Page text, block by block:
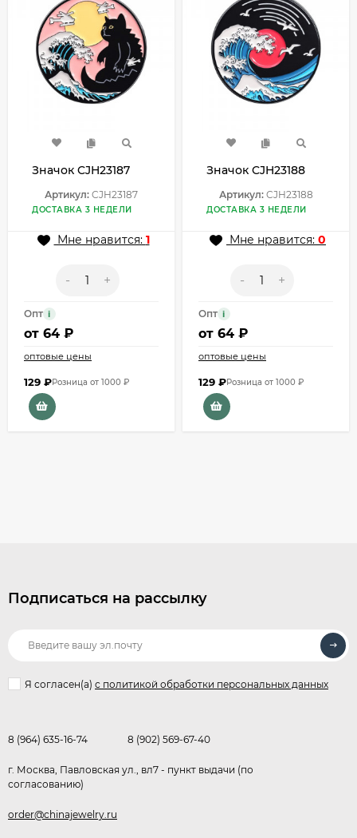
Значок CJH23187
Артикул: CJH23187
ДОСТАВКА 3 НЕДЕЛИ
Мне нравится: 1
- +
Опт i
от 64 ₽
оптовые цены
129 ₽Розница от 1000 ₽
Значок CJH23188
Артикул:CJH23188
ДОСТАВКА 3 НЕДЕЛИ
Мне нравится: 0
- +
Опт i
от 64 ₽
оптовые цены
129 ₽Розница от 1000 ₽
Подписаться на рассылку
Я согласен(a) с политикой обработки персональных данных
8 (964) 635-16-74 8 (902) 569-67-40
г. Москва, Павловская ул., вл7 - пункт выдачи (по
согласованию)
order@chinajewelry.ru